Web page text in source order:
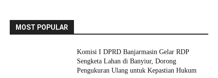
MOST POPULAR
Komisi I DPRD Banjarmasin Gelar RDP
Sengketa Lahan di Banyiur, Dorong
Pengukuran Ulang untuk Kepastian Hukum